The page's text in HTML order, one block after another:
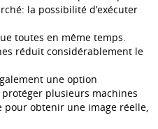
la possibilité d’exécuter
toutes en même temps.
réduit considérablement le
une option
plusieurs machines
obtenir une image réelle,